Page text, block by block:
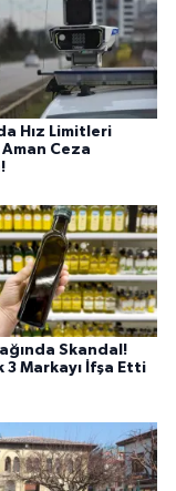
Hız Limitleri
Ceza
Skandal!
3 Markayı İfşa Etti